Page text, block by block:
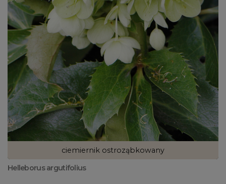
ciemiernik ostroząbkowany
Helleborus argutifolius